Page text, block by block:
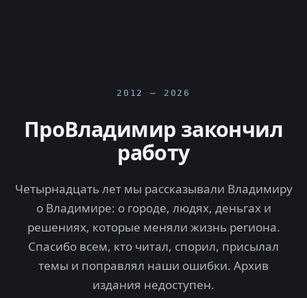
2012 — 2026
ПроВладимир закончил
работу
Четырнадцать лет мы рассказывали Владимиру
о Владимире: о городе, людях, деньгах и
решениях, которые меняли жизнь региона.
Спасибо всем, кто читал, спорил, присылал
темы и поправлял наши ошибки. Архив
издания недоступен.